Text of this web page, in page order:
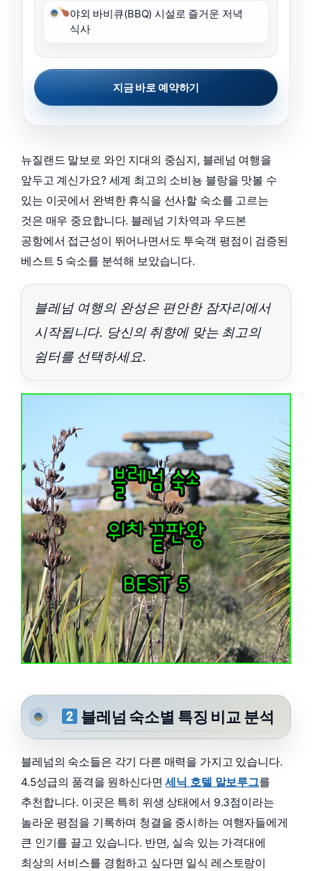
야외 바비큐(BBQ) 시설로 즐거운 저녁
식사
지금 바로 예약하기
뉴질랜드 말보로 와인 지대의 중심지, 블레넘 여행을
앞두고 계신가요? 세계 최고의 소비뇽 블랑을 맛볼 수
있는 이곳에서 완벽한 휴식을 선사할 숙소를 고르는
것은 매우 중요합니다. 블레넘 기차역과 우드본
공항에서 접근성이 뛰어나면서도 투숙객 평점이 검증된
베스트 5 숙소를 분석해 보았습니다.
블레넘 여행의 완성은 편안한 잠자리에서
시작됩니다. 당신의 취향에 맞는 최고의
쉼터를 선택하세요.
블레넘 숙소별 특징 비교 분석
블레넘의 숙소들은 각기 다른 매력을 가지고 있습니다.
4.5성급의 품격을 원하신다면세닉 호텔 말보루그를
추천합니다. 이곳은 특히 위생 상태에서 9.3점이라는
놀라운 평점을 기록하며 청결을 중시하는 여행자들에게
큰 인기를 끌고 있습니다. 반면, 실속 있는 가격대에
최상의 서비스를 경험하고 싶다면 일식 레스토랑이